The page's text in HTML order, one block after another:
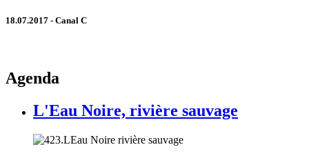
18.07.2017 - Canal C
Agenda
L'Eau Noire, rivière sauvage